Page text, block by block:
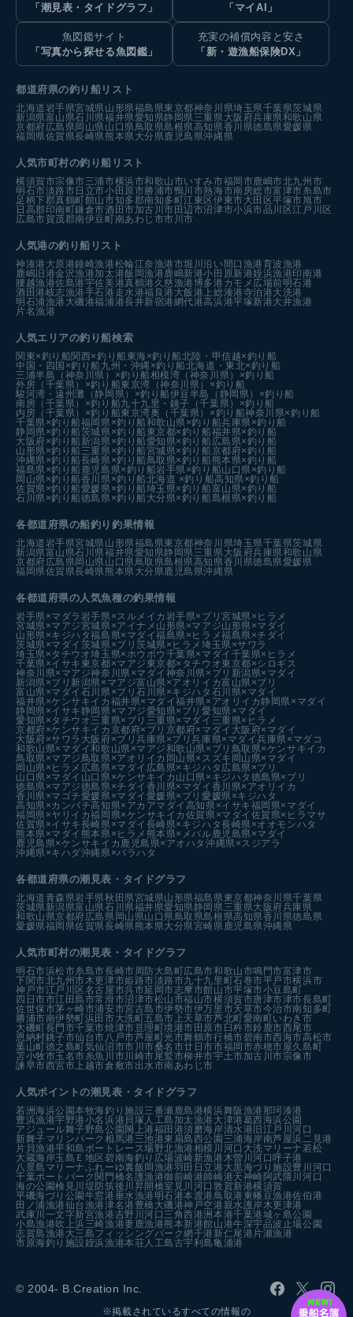
「潮見表・タイドグラフ」
「マイAI」
魚図鑑サイト
「写真から探せる魚図鑑」
充実の補償内容と安さ
「新・遊漁船保険DX」
都道府県の釣り船リスト
北海道 岩手県宮城県 山形県福島県東京都神奈川県埼玉県千葉県茨城県
新潟県富山県石川県福井県愛知県静岡県 三重県 大阪府兵庫県和歌山県
京都府広島県岡山県 山口県 鳥取県島根県高知県香川県徳島県愛媛県
福岡県佐賀県長崎県 熊本県 大分県 鹿児島県沖縄県
人気市町村の釣り船リスト
横須賀市宗像市三浦市横浜市和歌山市いすみ市福岡市鹿嶋市北九州市
明石市淡路市日立市小田原市勝浦市鴨川市熱海市南房総市富津市糸島市
足柄下郡真鶴町館山市知多郡南知多町江東区伊東市大田区平塚市旭市
日高郡印南町鎌倉市酒田市加古川市田辺市沼津市小浜市品川区江戸川区
広島市賀茂郡南伊豆町南あわじ市市川市
人気港の釣り船リスト
神湊港 大原港鐘崎漁港松輪江奈漁港市堀川沿い 間口漁港育波漁港
鹿嶋旧港金沢漁港加太港飯岡漁港 鹿嶋新港小田原新港姪浜漁港印南港
腰越漁港佐島港宇佐美港真鶴港 久慈漁港博多港カモメ広場前明石港
酒田港岐志漁港手石港 走水港福良港 大飯港 上総湊港寺泊港大洗港
明石浦漁港 大磯港福浦港長井新宿港網代港高浜港平塚新港大井漁港
片名漁港
人気エリアの釣り船検索
関東×釣り船関西×釣り船 東海×釣り船北陸・甲信越×釣り船
中国・四国×釣り船 九州・沖縄×釣り船北海道・東北×釣り船
三浦半島（神奈川県）×釣り船相模湾（神奈川県）×釣り船
外房（千葉県）×釣り船東京湾（神奈川県）×釣り船
駿河湾・遠州灘（静岡県）×釣り船伊豆半島（静岡県）×釣り船
南房（千葉県）×釣り船九十九里・銚子（千葉県）×釣り船
内房（千葉県）×釣り船東京湾奥（千葉県）×釣り船神奈川県×釣り船
千葉県×釣り船福岡県×釣り船和歌山県×釣り船兵庫県×釣り船
静岡県×釣り船茨城県×釣り船 東京都×釣り船福井県×釣り船
大阪府×釣り船 新潟県×釣り船愛知県×釣り船 広島県×釣り船
山形県×釣り船 三重県×釣り船宮城県×釣り船京都府×釣り船
沖縄県×釣り船長崎県×釣り船 鳥取県×釣り船 熊本県×釣り船
福島県×釣り船 鹿児島県×釣り船岩手県×釣り船山口県×釣り船
岡山県×釣り船香川県×釣り船北海道 ×釣り船高知県×釣り船
佐賀県×釣り船愛媛県×釣り船埼玉県×釣り船富山県×釣り船
石川県×釣り船徳島県×釣り船 大分県×釣り船島根県×釣り船
各都道府県の船釣り釣果情報
北海道 岩手県宮城県 山形県福島県東京都神奈川県埼玉県千葉県茨城県
新潟県富山県石川県福井県愛知県静岡県 三重県 大阪府兵庫県和歌山県
京都府広島県岡山県 山口県 鳥取県島根県高知県香川県徳島県愛媛県
福岡県佐賀県長崎県 熊本県 大分県 鹿児島県沖縄県
各都道府県の人気魚種の釣果情報
岩手県×マダラ 岩手県×スルメイカ 岩手県×ブリ宮城県×ヒラメ
宮城県×マアジ宮城県×アイナメ 山形県×マアジ山形県×マダイ
山形県×キジハタ福島県×マダイ福島県×ヒラメ福島県×チダイ
茨城県×マダイ 茨城県×ブリ茨城県×ヒラメ埼玉県×サワラ
埼玉県×タチウオ埼玉県×ホウボウ 千葉県×マダイ 千葉県×ヒラメ
千葉県×イサキ 東京都×マアジ 東京都×タチウオ東京都×シロギス
神奈川県×マアジ神奈川県×マダイ 神奈川県×ブリ 新潟県×マダイ
新潟県×ブリ 新潟県×マアジ富山県×アオリイカ富山県×ブリ
富山県×マダイ 石川県×ブリ石川県×キジハタ 石川県×マダイ
福井県×ケンサキイカ 福井県×マダイ福井県×アオリイカ静岡県×マダイ
静岡県×イサキ静岡県×マアジ愛知県×ブリ愛知県×マダイ
愛知県×タチウオ三重県×ブリ 三重県×マダイ 三重県×ヒラメ
京都府×ケンサキイカ 京都府×ブリ 京都府×マダイ 大阪府×マダイ
大阪府×サワラ 大阪府×ブリ兵庫県×ブリ兵庫県×マダイ兵庫県×マダコ
和歌山県×マダイ和歌山県×マアジ和歌山県×ブリ 鳥取県×ケンサキイカ
鳥取県×マアジ 鳥取県×アオリイカ 岡山県×スズキ 岡山県×マダイ
岡山県×ヒラメ 広島県×マダイ 広島県×キジハタ 広島県×ブリ
山口県×マダイ 山口県×ケンサキイカ 山口県×キジハタ 徳島県×ブリ
徳島県×マアジ徳島県×チダイ 香川県×マダイ 香川県×アオリイカ
香川県×マゴチ愛媛県×マダイ 愛媛県×ブリ愛媛県×キジハタ
高知県×カンパチ高知県×アカアマダイ 高知県×イサキ福岡県×マダイ
福岡県×ヤリイカ福岡県×ケンサキイカ 佐賀県×マダイ 佐賀県×ヒラマサ
佐賀県×イサキ長崎県×マダイ 長崎県×キジハタ長崎県×オオモンハタ
熊本県×マダイ 熊本県×ヒラメ 熊本県×メバル 鹿児島県×マダイ
鹿児島県×ケンサキイカ 鹿児島県×アオハタ沖縄県×スジアラ
沖縄県×キハダ沖縄県×バラハタ
各都道府県の潮見表 ・タイドグラフ
北海道青森県岩手県秋田県宮城県山形県福島県 東京都神奈川県千葉県
茨城県 新潟県富山県石川県福井県愛知県静岡県 三重県大阪府兵庫県
和歌山県京都府広島県 岡山県山口県 鳥取県島根県高知県香川県徳島県
愛媛県福岡県佐賀県長崎県 熊本県大分県宮崎県 鹿児島県沖縄県
人気市町村の潮見表・タイドグラフ
明石市浜松市糸島市長崎市 周防大島町広島市和歌山市鳴門市富津市
下関市北九州市木更津市姫路市淡路市九十九里町石巻市平戸市横浜市
神戸市江戸川区名古屋市呉市延岡市志摩市館山市平塚市小豆島町
四日市市江田島市常滑市沼津市松山市福山市横須賀市唐津市津市長島町
佐世保市茅ヶ崎市浦安市宮古島市伊勢市伊万里市天草市今治市南知多町
勝浦市南伊勢町浜田市大洗町五島市 上天草市芦北町愛南町いわき市
大磯町長門市千葉市焼津市亘理町境港市田原市臼杵市鈴鹿市西尾市
恩納村銚子市仙台市 八戸市芦屋町光市舞鶴市行橋市碧南市西海市高松市
葉山町徳之島町気仙沼市市川市桑名市廿日市市福岡市赤穂市屋久島町
苫小牧市玉名市糸魚川市 川崎市尾鷲市柳井市宇土市加古川市宗像市
諫早市西宮市 上越市倉敷市出水市南あわじ市
人気ポイントの潮見表・タイドグラフ
若洲海浜公園本牧海釣り施設三番瀬 鹿島港横浜舞阪漁港 那珂湊港
豊浜漁港宇野港小名浜港 貝塚人工島 加太漁港 大津港葛西海浜公園
アジュール舞子野島公園閖上港福田港須磨海岸清水港 旧江戸川河口
新舞子マリンパーク 相馬港 三池港東扇島西公園 三浦海岸南芦屋浜 二見港
片貝漁港平和島ボートレース場野北漁港相模川河口 大洗マリーナ 若松
大蔵海岸玉島Ｅ地区碧南海釣り広場波崎新漁港 木曽川河口呼子港
八景島マリーナふれーゆ裏飯岡漁港羽田 日立港 大黒海づり施設豊川河口
千葉ポートパーク関門橋名護漁港御前崎港師崎港天神崎阿武隈川河口
海の公園検見川堤防筑後川昇開橋室見川河口敦賀新港横須賀
平磯海づり公園牛窓港垂水漁港 明石港本渡港 鳥取港 東幡豆漁港佐伯港
田ノ浦漁港仙台漁港津名港 豊橋 大磯港神戸空港親水護岸 木更津港
武庫川一文字新宮漁港吉野川河口 三角西港洲本港千葉港城ヶ島公園
小島漁港吹上浜三崎漁港妻鹿漁港熊本新港館山港牛深宇品波止場公園
志賀島漁港 大三島フィッシングパーク網干港 新仁尾港 片瀬漁港
市原海釣り施設姪浜漁港本荘人工島古宇利島亀浦港
© 2004- B.Creation Inc.
※掲載されているすべての情報の